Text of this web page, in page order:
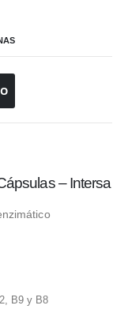
– Intersa
B9 y B8